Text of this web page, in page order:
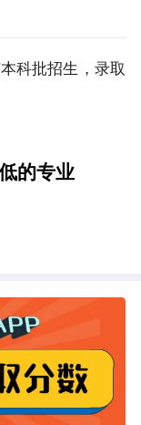
科批招生，录取
的专业